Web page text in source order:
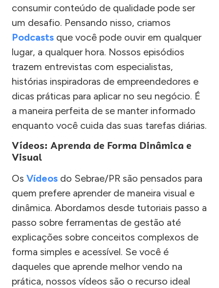
consumir conteúdo de qualidade pode ser
um desafio. Pensando nisso, criamos
Podcasts que você pode ouvir em qualquer
lugar, a qualquer hora. Nossos episódios
trazem entrevistas com especialistas,
histórias inspiradoras de empreendedores e
dicas práticas para aplicar no seu negócio. É
a maneira perfeita de se manter informado
enquanto você cuida das suas tarefas diárias.
Vídeos: Aprenda de Forma Dinâmica e
Visual
Os Vídeos do Sebrae/PR são pensados para
quem prefere aprender de maneira visual e
dinâmica. Abordamos desde tutoriais passo a
passo sobre ferramentas de gestão até
explicações sobre conceitos complexos de
forma simples e acessível. Se você é
daqueles que aprende melhor vendo na
prática, nossos vídeos são o recurso ideal